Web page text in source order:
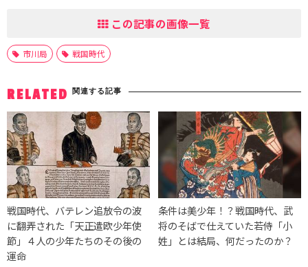
この記事の画像一覧
市川局 戦国時代
RELATED 関連する記事
戦国時代、バテレン追放令の波
に翻弄された「天正遣欧少年使
節」４人の少年たちのその後の
運命
条件は美少年！？戦国時代、武
将のそばで仕えていた若侍「小
姓」とは結局、何だったのか？